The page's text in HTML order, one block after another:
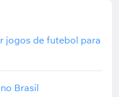
jogos de futebol para
Brasil